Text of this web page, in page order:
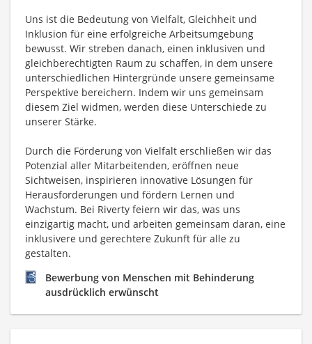
Uns ist die Bedeutung von Vielfalt, Gleichheit und
Inklusion für eine erfolgreiche Arbeitsumgebung
bewusst. Wir streben danach, einen inklusiven und
gleichberechtigten Raum zu schaffen, in dem unsere
unterschiedlichen Hintergründe unsere gemeinsame
Perspektive bereichern. Indem wir uns gemeinsam
diesem Ziel widmen, werden diese Unterschiede zu
unserer Stärke.
Durch die Förderung von Vielfalt erschließen wir das
Potenzial aller Mitarbeitenden, eröffnen neue
Sichtweisen, inspirieren innovative Lösungen für
Herausforderungen und fördern Lernen und
Wachstum. Bei Riverty feiern wir das, was uns
einzigartig macht, und arbeiten gemeinsam daran, eine
inklusivere und gerechtere Zukunft für alle zu
gestalten.
Bewerbung von Menschen mit Behinderung
ausdrücklich erwünscht